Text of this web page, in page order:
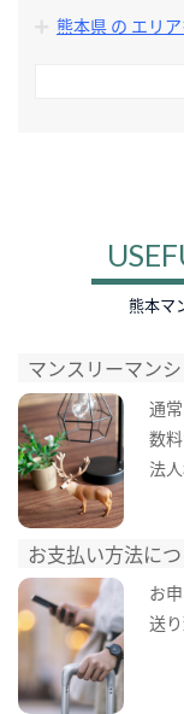
熊本県 の エリ
熊本マ
マンスリーマン
通
数
法
お支払い方法に
お
送り